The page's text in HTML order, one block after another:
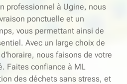
professionnel à Ugine, nous
ponctuelle et un
vous permettant ainsi de
Avec un large choix de
nous faisons de votre
Faites confiance à ML
des déchets sans stress, et